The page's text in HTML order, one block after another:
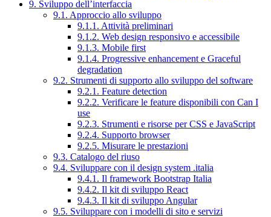
9. Sviluppo dell’interfaccia
9.1. Approccio allo sviluppo
9.1.1. Attività preliminari
9.1.2. Web design responsivo e accessibile
9.1.3. Mobile first
9.1.4. Progressive enhancement e Graceful
degradation
9.2. Strumenti di supporto allo sviluppo del software
9.2.1. Feature detection
9.2.2. Verificare le feature disponibili con Can I
use
9.2.3. Strumenti e risorse per CSS e JavaScript
9.2.4. Supporto browser
9.2.5. Misurare le prestazioni
9.3. Catalogo del riuso
9.4. Sviluppare con il design system .italia
9.4.1. Il framework Bootstrap Italia
9.4.2. Il kit di sviluppo React
9.4.3. Il kit di sviluppo Angular
9.5. Sviluppare con i modelli di sito e servizi